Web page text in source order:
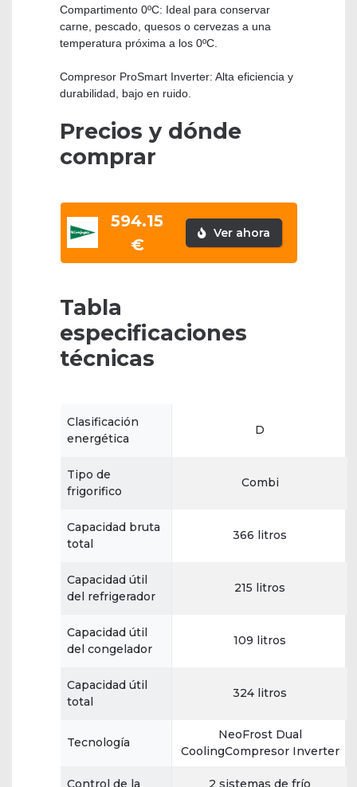
Compartimento 0ºC: Ideal para conservar
carne, pescado, quesos o cervezas a una
temperatura próxima a los 0ºC.
Compresor ProSmart Inverter: Alta eficiencia y
durabilidad, bajo en ruido.
Precios y dónde
comprar
594.15
€
Ver ahora
Tabla
especificaciones
técnicas
Clasificación
energética
D
Tipo de
frigorifico
Combi
Capacidad bruta
total
366 litros
Capacidad útil
del refrigerador
215 litros
Capacidad útil
del congelador
109 litros
Capacidad útil
total
324 litros
Tecnología
NeoFrost Dual
CoolingCompresor Inverter
Control de la 2 sistemas de frío